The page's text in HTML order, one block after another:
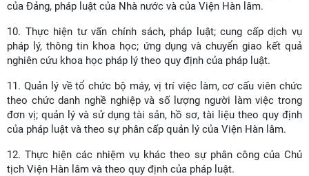
của Đảng, pháp luật của Nhà nước và của Viện Hàn lâm.
10. Thực hiện tư vấn chính sách, pháp luật; cung cấp dịch vụ
pháp lý, thông tin khoa học; ứng dụng và chuyển giao kết quả
nghiên cứu khoa học pháp lý theo quy định của pháp luật.
11. Quản lý về tổ chức bộ máy, vị trí việc làm, cơ cấu viên chức
theo chức danh nghề nghiệp và số lượng người làm việc trong
đơn vị; quản lý và sử dụng tài sản, hồ sơ, tài liệu theo quy định
của pháp luật và theo sự phân cấp quản lý của Viện Hàn lâm.
12. Thực hiện các nhiệm vụ khác theo sự phân công của Chủ
tịch Viện Hàn lâm và theo quy định của pháp luật.
Viện Hàn lâm Khoa học xã hội Việt Nam mở
rộng hợp tác với Viện Nghiên cứu Phát triển
Công nghiệp và
Minh và Viện Hàn lâm Khoa học xã hội Việt Nam